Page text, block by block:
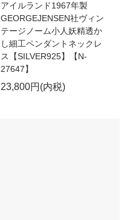
アイルランド1967年製
GEORGEJENSEN社ヴィン
テージノーム小人妖精透か
し細工ペンダントネックレ
ス【SILVER925】【N-
27647】
23,800円(内税)